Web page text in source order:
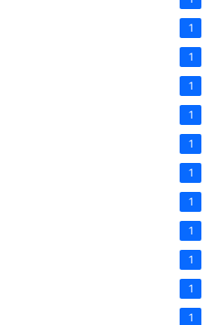
1
1
1
1
1
1
1
1
1
1
1